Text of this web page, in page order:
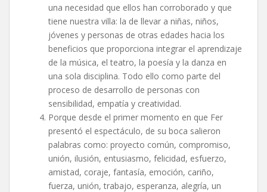
una necesidad que ellos han corroborado y que
tiene nuestra villa: la de llevar a niñas, niños,
jóvenes y personas de otras edades hacia los
beneficios que proporciona integrar el aprendizaje
de la música, el teatro, la poesía y la danza en
una sola disciplina. Todo ello como parte del
proceso de desarrollo de personas con
sensibilidad, empatía y creatividad.
Porque desde el primer momento en que Fer
presentó el espectáculo, de su boca salieron
palabras como: proyecto común, compromiso,
unión, ilusión, entusiasmo, felicidad, esfuerzo,
amistad, coraje, fantasía, emoción, cariño,
fuerza, unión, trabajo, esperanza, alegría, un